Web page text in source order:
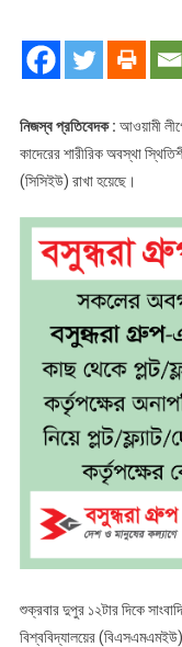
নিজস্ব প্রতিবেদক : আওয়ামী
কাদেরের শারীরিক অবস্থা
(সিসিইউ) রাখা হয়েছে।
শুক্রবার দুপুর ১২টার দিকে
বিশ্ববিদ্যালয়ের